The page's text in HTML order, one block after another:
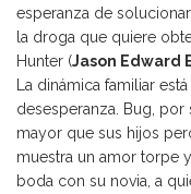
esperanza de
la droga que quiere
Hunter (Jason Edward
La dinámica familiar
desesperanza. Bug,
mayor que sus hijos
muestra un amor torpe
boda con su novia, a